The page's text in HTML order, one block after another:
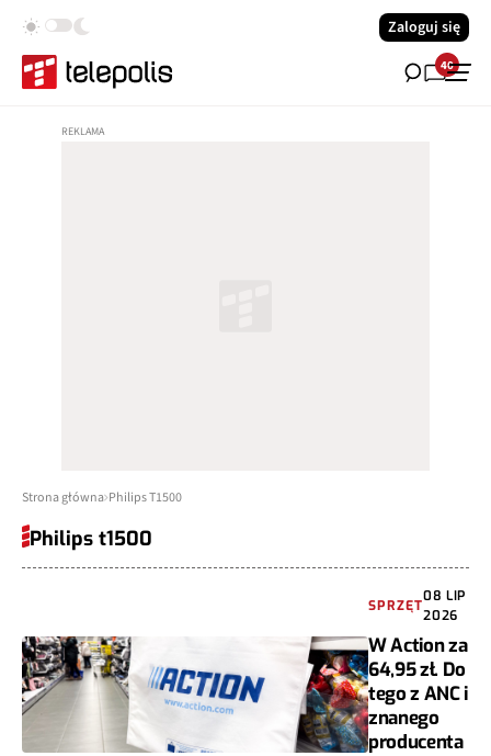
Zaloguj się
40
Strona główna Philips T1500
Philips t1500
SPRZĘT
08 LIP
2026
W Action za
64,95 zł. Do
tego z ANC i
znanego
producenta